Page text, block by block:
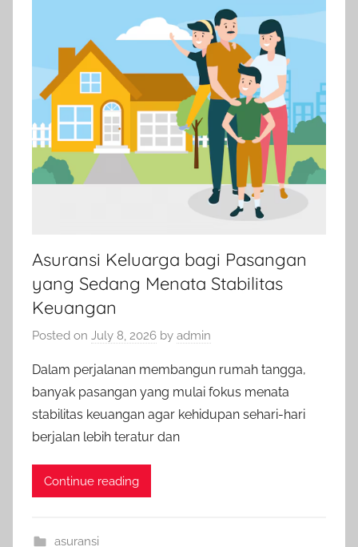
Asuransi Keluarga bagi Pasangan
yang Sedang Menata Stabilitas
Keuangan
Posted on July 8, 2026 by admin
Dalam perjalanan membangun rumah tangga,
banyak pasangan yang mulai fokus menata
stabilitas keuangan agar kehidupan sehari-hari
berjalan lebih teratur dan
Continue reading
asuransi